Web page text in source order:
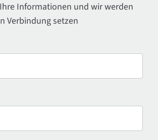
Informationen und wir werden
Verbindung setzen